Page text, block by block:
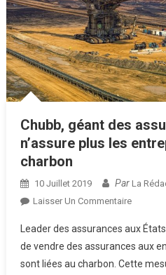
Chubb, géant des
n’assure plus les
charbon
10 Juillet 2019 Par La
Laisser Un CommentaireSur
Géant
Des
Leader des assurances aux
de vendre des assurances aux
sont liées au charbon. Cette